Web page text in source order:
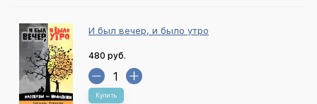
И был вечер, и было утро
480 руб.
Купить